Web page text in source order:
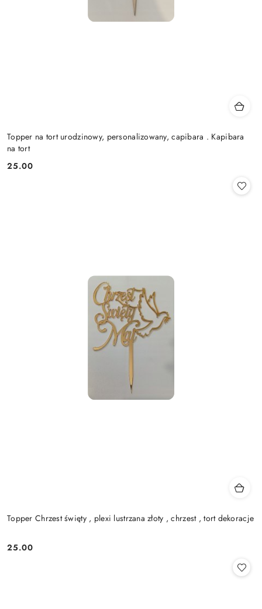
Topper na tort urodzinowy, personalizowany, capibara . Kapibara
na tort
Cena:
25.00
Topper Chrzest święty , plexi lustrzana złoty , chrzest , tort dekoracje
Cena:
25.00